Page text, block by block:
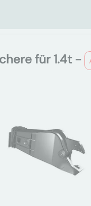
für 1.4t -